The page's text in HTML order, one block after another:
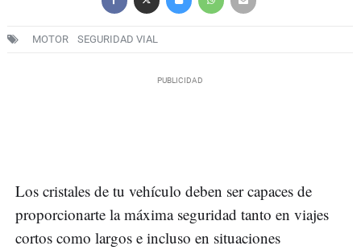
MOTOR SEGURIDAD VIAL
Los cristales de tu vehículo deben ser capaces de
proporcionarte la máxima seguridad tanto en viajes
cortos como largos e incluso en situaciones